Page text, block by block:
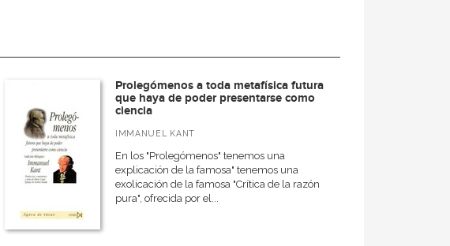
Prolegómenos a toda metafísica futura
que haya de poder presentarse como
ciencia
IMMANUEL KANT
En los "Prolegómenos" tenemos una
explicación de la famosa" tenemos una
exolicación de la famosa "Crítica de la razón
pura", ofrecida por el...